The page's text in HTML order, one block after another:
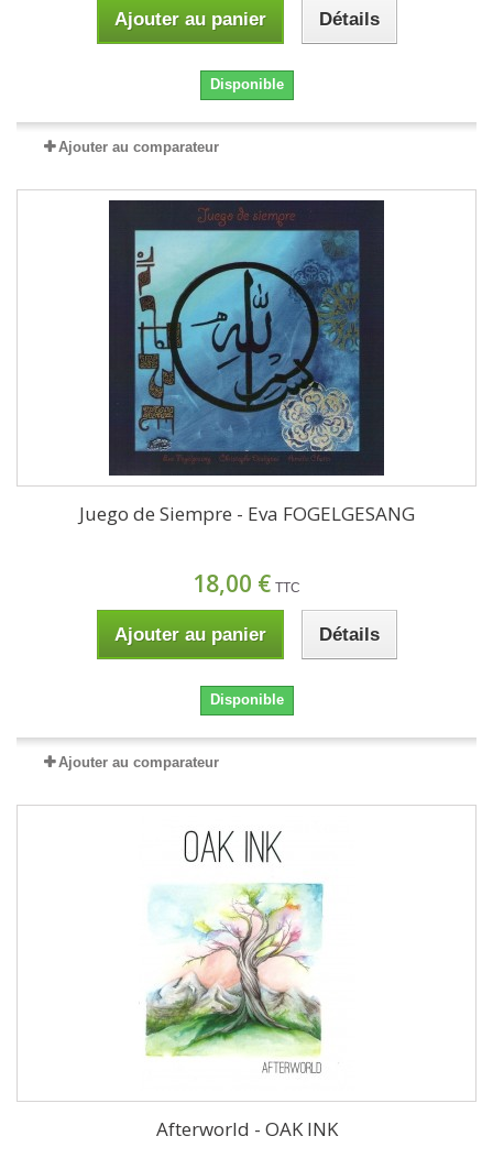
Ajouter au panier Détails
Disponible
Ajouter au comparateur
Juego de Siempre - Eva FOGELGESANG
18,00 € TTC
Ajouter au panier Détails
Disponible
Ajouter au comparateur
Afterworld - OAK INK